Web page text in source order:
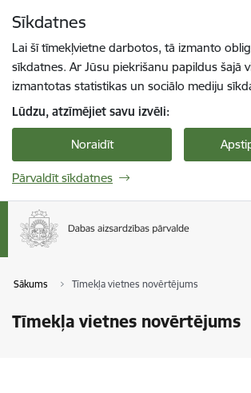
Sīkdatnes
Lai šī tīmekļvietne darbotos, tā izmanto
sīkdatnes. Ar Jūsu piekrišanu papildus šajā
izmantotas statistikas un sociālo mediju
Lūdzu, atzīmējiet savu izvēli:
Noraidīt
Pārvaldīt sīkdatnes
Sākums Tīmekļa vietnes novērtējums
Tīmekļa vietnes novērtējums